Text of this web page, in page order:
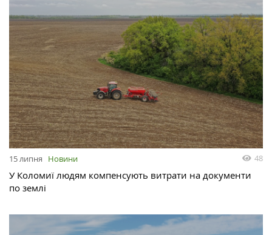
15 липня Новини 48
У Коломиї людям компенсують витрати на документи
по землі